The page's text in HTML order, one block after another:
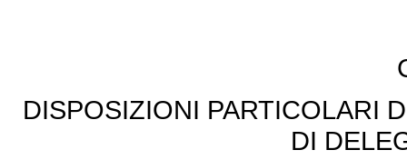
DISPOSIZIONI PARTICOLARI
DI